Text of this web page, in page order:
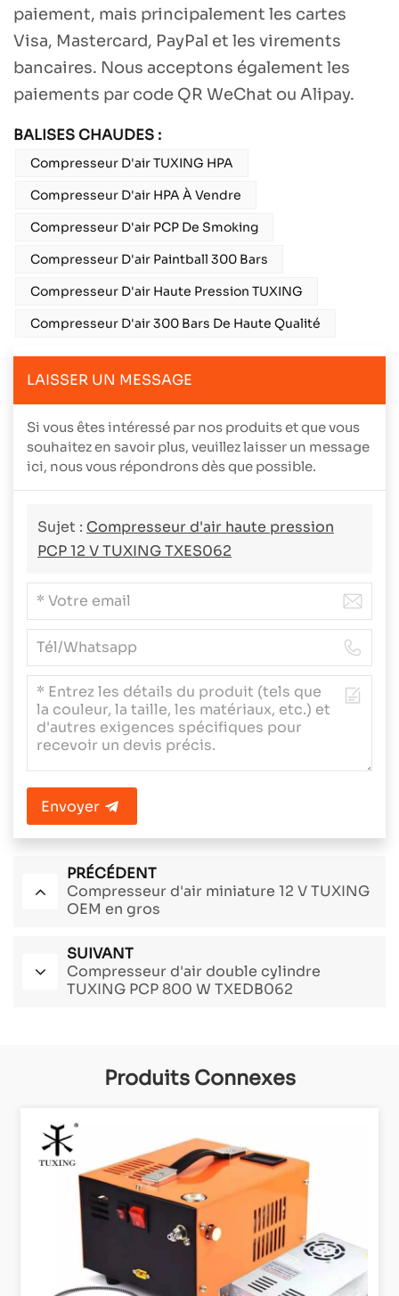
paiement, mais principalement les cartes
Visa, Mastercard, PayPal et les virements
bancaires. Nous acceptons également les
paiements par code QR WeChat ou Alipay.
BALISES CHAUDES :
Compresseur D'air TUXING HPA
Compresseur D'air HPA À Vendre
Compresseur D'air PCP De Smoking
Compresseur D'air Paintball 300 Bars
Compresseur D'air Haute Pression TUXING
Compresseur D'air 300 Bars De Haute Qualité
LAISSER UN MESSAGE
Si vous êtes intéressé par nos produits et que vous
souhaitez en savoir plus, veuillez laisser un message
ici, nous vous répondrons dès que possible.
Sujet : Compresseur d'air haute pression
PCP 12 V TUXING TXES062
Envoyer
PRÉCÉDENT
Compresseur d'air miniature 12 V TUXING
OEM en gros
SUIVANT
Compresseur d'air double cylindre
TUXING PCP 800 W TXEDB062
Produits Connexes